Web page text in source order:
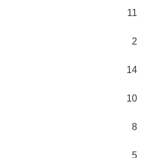
11
2
14
10
8
5